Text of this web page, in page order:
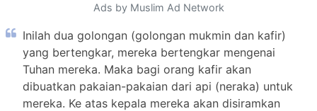
Ads by Muslim Ad Network
Inilah dua golongan (golongan mukmin dan kafir)
yang bertengkar, mereka bertengkar mengenai
Tuhan mereka. Maka bagi orang kafir akan
dibuatkan pakaian-pakaian dari api (neraka) untuk
mereka. Ke atas kepala mereka akan disiramkan